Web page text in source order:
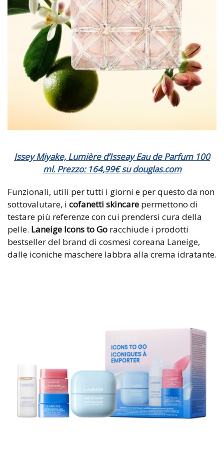
Issey Miyake, Lumière d’Isseay Eau de Parfum 100
ml. Prezzo: 164,99€ su douglas.com
Funzionali, utili per tutti i giorni e per questo da non
sottovalutare, i cofanetti skincare permettono di
testare più referenze con cui prendersi cura della
pelle. Laneige Icons to Go racchiude i prodotti
bestseller del brand di cosmesi coreana Laneige,
dalle iconiche maschere labbra alla crema idratante.